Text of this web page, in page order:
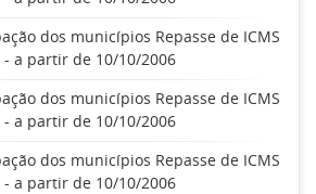
dos municípios Repasse de ICMS
- a partir de 10/10/2006
dos municípios Repasse de ICMS
- a partir de 10/10/2006
dos municípios Repasse de ICMS
- a partir de 10/10/2006